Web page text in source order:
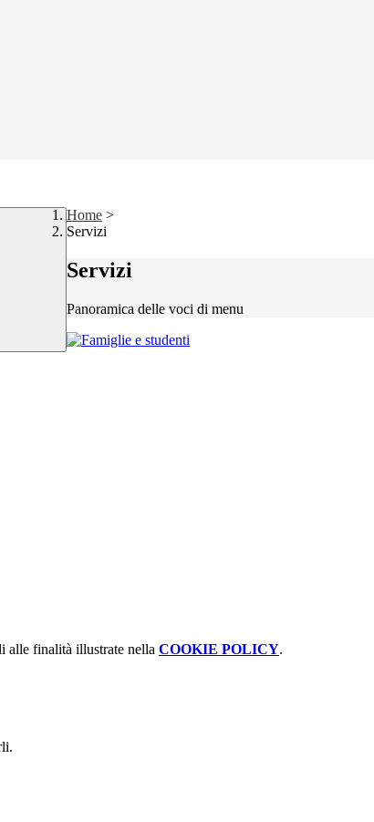
Home >
Servizi
Servizi
Panoramica delle voci di menu
alle finalità illustrate nella COOKIE POLICY.